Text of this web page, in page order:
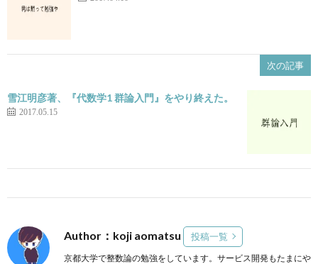
次の記事
雪江明彦著、『代数学1 群論入門』をやり終えた。
2017.05.15
Author：koji aomatsu 投稿一覧
京都大学で整数論の勉強をしています。サービス開発もたまにや